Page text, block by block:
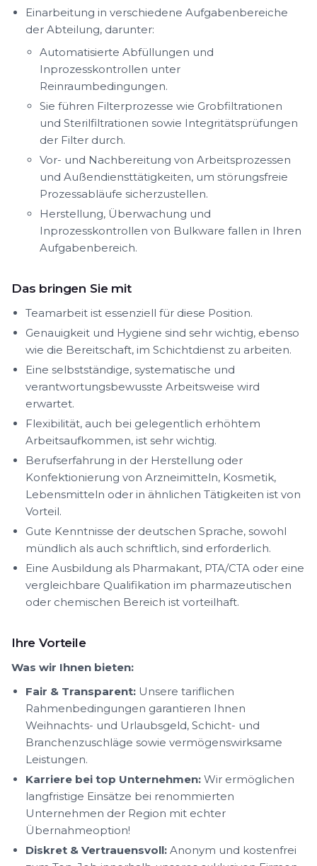
Einarbeitung in verschiedene Aufgabenbereiche
der Abteilung, darunter:
Automatisierte Abfüllungen und
Inprozesskontrollen unter
Reinraumbedingungen.
Sie führen Filterprozesse wie Grobfiltrationen
und Sterilfiltrationen sowie Integritätsprüfungen
der Filter durch.
Vor- und Nachbereitung von Arbeitsprozessen
und Außendiensttätigkeiten, um störungsfreie
Prozessabläufe sicherzustellen.
Herstellung, Überwachung und
Inprozesskontrollen von Bulkware fallen in Ihren
Aufgabenbereich.
Das bringen Sie mit
Teamarbeit ist essenziell für diese Position.
Genauigkeit und Hygiene sind sehr wichtig, ebenso
wie die Bereitschaft, im Schichtdienst zu arbeiten.
Eine selbstständige, systematische und
verantwortungsbewusste Arbeitsweise wird
erwartet.
Flexibilität, auch bei gelegentlich erhöhtem
Arbeitsaufkommen, ist sehr wichtig.
Berufserfahrung in der Herstellung oder
Konfektionierung von Arzneimitteln, Kosmetik,
Lebensmitteln oder in ähnlichen Tätigkeiten ist von
Vorteil.
Gute Kenntnisse der deutschen Sprache, sowohl
mündlich als auch schriftlich, sind erforderlich.
Eine Ausbildung als Pharmakant, PTA/CTA oder eine
vergleichbare Qualifikation im pharmazeutischen
oder chemischen Bereich ist vorteilhaft.
Ihre Vorteile
Was wir Ihnen bieten:
Fair & Transparent: Unsere tariflichen
Rahmenbedingungen garantieren Ihnen
Weihnachts- und Urlaubsgeld, Schicht- und
Branchenzuschläge sowie vermögenswirksame
Leistungen.
Karriere bei top Unternehmen: Wir ermöglichen
langfristige Einsätze bei renommierten
Unternehmen der Region mit echter
Übernahmeoption!
Diskret & Vertrauensvoll: Anonym und kostenfrei